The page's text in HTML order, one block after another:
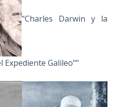
"Charles Darwin y la
Expediente Galileo""